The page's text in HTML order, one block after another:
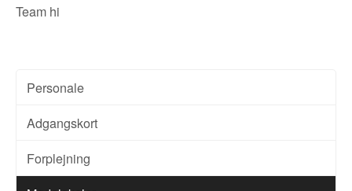
Team hi
Personale
Adgangskort
Forplejning